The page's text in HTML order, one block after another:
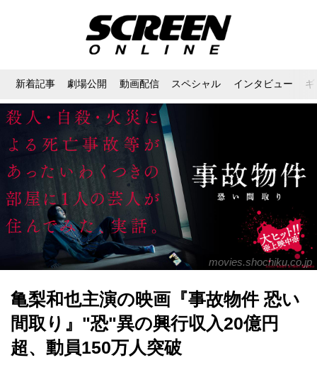
新着記事 劇場公開 動画配信 スペシャル インタビュー
movies.shochiku.co.jp
亀梨和也主演の映画『事故物件 恐い
間取り』"恐"異の興行収入20億円
超、動員150万人突破